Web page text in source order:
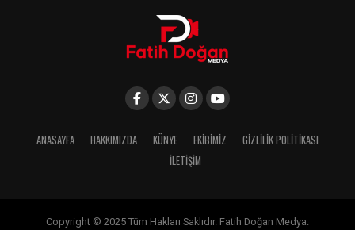
ANASAYFA HAKKIMIZDA KÜNYE EKIBIMIZ
GIZLILIK POLITIKASI
İLETIŞIM
Copyright © 2025 Tüm Hakları Saklıdır. Fatih Doğan Medya.